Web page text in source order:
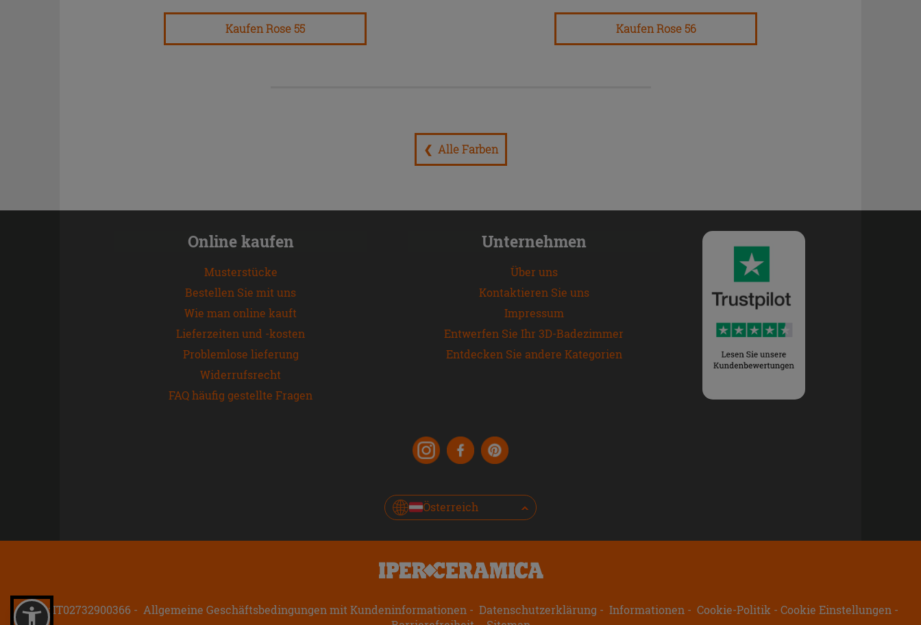
Kaufen Rose 55 Kaufen Rose 56
❮ Alle Farben
Online kaufen
Musterstücke
Bestellen Sie mit uns
Wie man online kauft
Lieferzeiten und -kosten
Problemlose lieferung
Widerrufsrecht
FAQ häufig gestellte Fragen
Unternehmen
Über uns
Kontaktieren Sie uns
Impressum
Entwerfen Sie Ihr 3D-Badezimmer
Entdecken Sie andere Kategorien
Österreich
P.IVA: IT02732900366 Allgemeine Geschäftsbedingungen mit Kundeninformationen Datenschutzerklärung Informationen Cookie-Politik
Cookie Einstellungen